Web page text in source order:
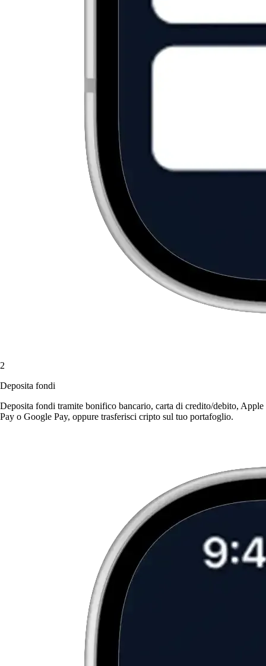
2
Deposita fondi
Deposita fondi tramite bonifico bancario, carta di credito/debito, Apple
Pay o Google Pay, oppure trasferisci cripto sul tuo portafoglio.